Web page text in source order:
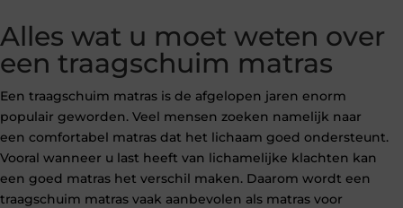
Alles wat u moet weten over
een traagschuim matras
Een traagschuim matras is de afgelopen jaren enorm
populair geworden. Veel mensen zoeken namelijk naar
een comfortabel matras dat het lichaam goed ondersteunt.
Vooral wanneer u last heeft van lichamelijke klachten kan
een goed matras het verschil maken. Daarom wordt een
traagschuim matras vaak aanbevolen als matras voor